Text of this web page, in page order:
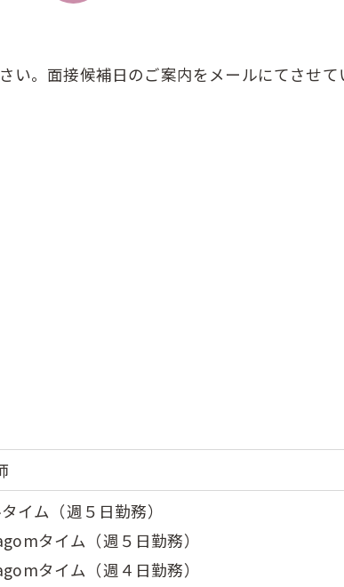
い。面接候補日のご案内をメールにてさせて
イム（週５日勤務）
タイム（週５日勤務）
タイム（週４日勤務）